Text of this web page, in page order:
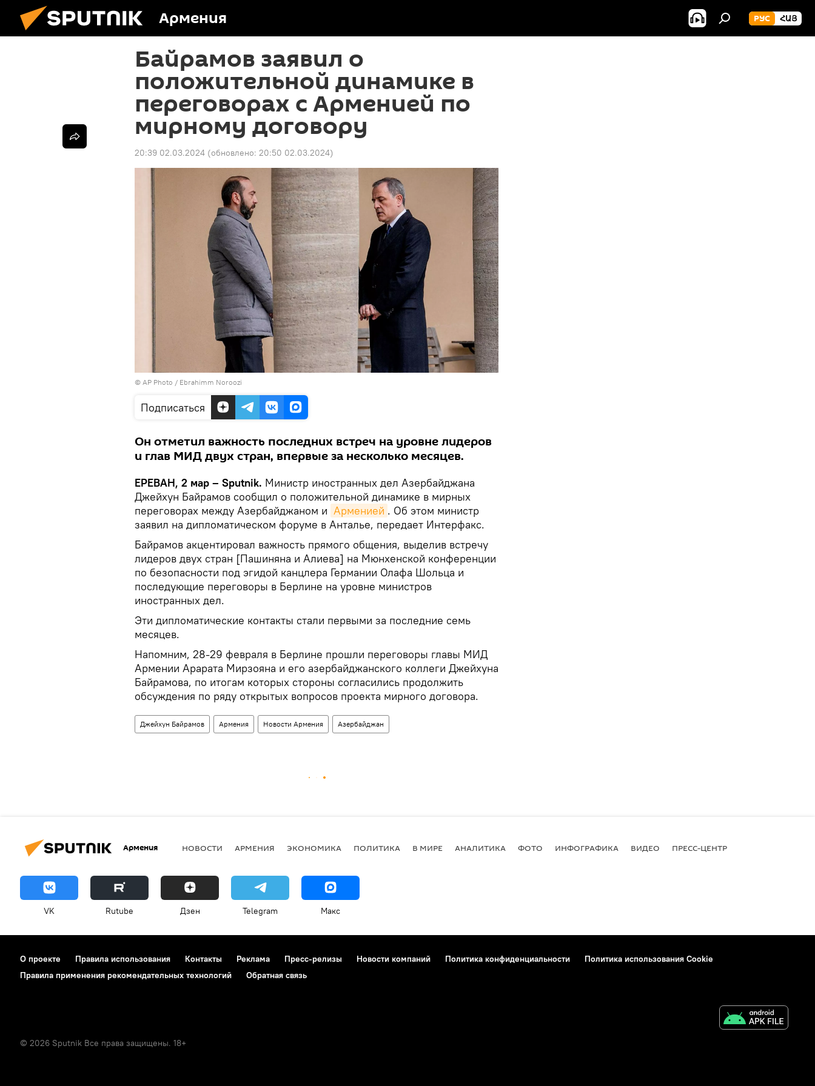
Армения РУС ՀԱՅ
Байрамов заявил о
положительной динамике в
переговорах с Арменией по
мирному договору
20:39 02.03.2024 (обновлено: 20:50 02.03.2024)
© AP Photo / Ebrahimm Noroozi
Подписаться
Он отметил важность последних встреч на уровне лидеров
и глав МИД двух стран, впервые за несколько месяцев.
ЕРЕВАН, 2 мар – Sputnik. Министр иностранных дел Азербайджана
Джейхун Байрамов сообщил о положительной динамике в мирных
переговорах между Азербайджаном и Арменией . Об этом министр
заявил на дипломатическом форуме в Анталье, передает Интерфакс.
Байрамов акцентировал важность прямого общения, выделив встречу
лидеров двух стран [Пашиняна и Алиева] на Мюнхенской конференции
по безопасности под эгидой канцлера Германии Олафа Шольца и
последующие переговоры в Берлине на уровне министров
иностранных дел.
Эти дипломатические контакты стали первыми за последние семь
месяцев.
Напомним, 28-29 февраля в Берлине прошли переговоры главы МИД
Армении Арарата Мирзояна и его азербайджанского коллеги Джейхуна
Байрамова, по итогам которых стороны согласились продолжить
обсуждения по ряду открытых вопросов проекта мирного договора.
Джейхун Байрамов Армения Новости Армения Азербайджан
Армения НОВОСТИ АРМЕНИЯ ЭКОНОМИКА ПОЛИТИКА В МИРЕ АНАЛИТИКА ФОТО ИНФОГРАФИКА ВИДЕО ПРЕСС-ЦЕНТР
VK Rutube Дзен Telegram Макс
О проекте Правила использования Контакты Реклама Пресс-релизы Новости компаний Политика конфиденциальности
Политика использования Cookie
Правила применения рекомендательных технологий
Обратная связь
© 2026 Sputnik Все права защищены. 18+